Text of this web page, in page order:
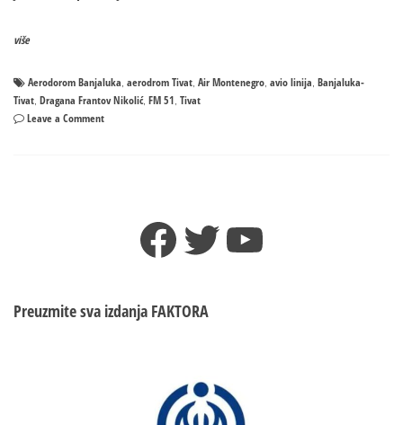
više
Aerodorom Banjaluka, aerodrom Tivat, Air Montenegro, avio linija, Banjaluka-
Tivat, Dragana Frantov Nikolić, FM 51, Tivat
Leave a Commenton
Tivat
Facebook
TwitterYouTube
Preuzmite sva izdanja FAKTORA